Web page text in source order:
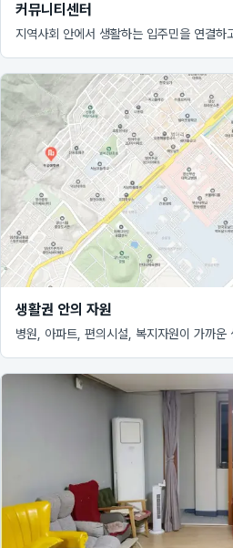
커뮤니티센터
지역사회 안에서 생활하는 입주민을 연결하
생활권 안의 자원
병원, 아파트, 편의시설, 복지자원이 가까운